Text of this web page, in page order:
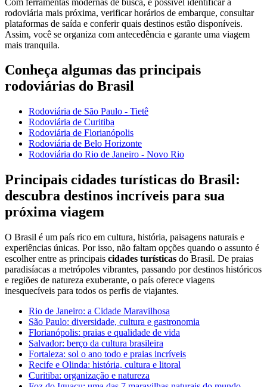
rodoviária mais próxima, verificar horários de embarque, consultar
plataformas de saída e conferir quais destinos estão disponíveis.
Assim, você se organiza com antecedência e garante uma viagem
mais tranquila.
Conheça algumas das principais
rodoviárias do Brasil
Rodoviária de São Paulo - Tietê
Rodoviária de Curitiba
Rodoviária de Florianópolis
Rodoviária de Belo Horizonte
Rodoviária do Rio de Janeiro - Novo Rio
Principais cidades turísticas do Brasil:
descubra destinos incríveis para sua
próxima viagem
O Brasil é um país rico em cultura, história, paisagens naturais e
experiências únicas. Por isso, não faltam opções quando o assunto é
escolher entre as principais cidades turísticas do Brasil. De praias
paradisíacas a metrópoles vibrantes, passando por destinos históricos
e regiões de natureza exuberante, o país oferece viagens
inesquecíveis para todos os perfis de viajantes.
Rio de Janeiro: a Cidade Maravilhosa
São Paulo: diversidade, cultura e gastronomia
Florianópolis: praias e qualidade de vida
Salvador: berço da cultura brasileira
Fortaleza: sol o ano todo e praias incríveis
Recife e Olinda: história, cultura e litoral
Curitiba: organização e natureza